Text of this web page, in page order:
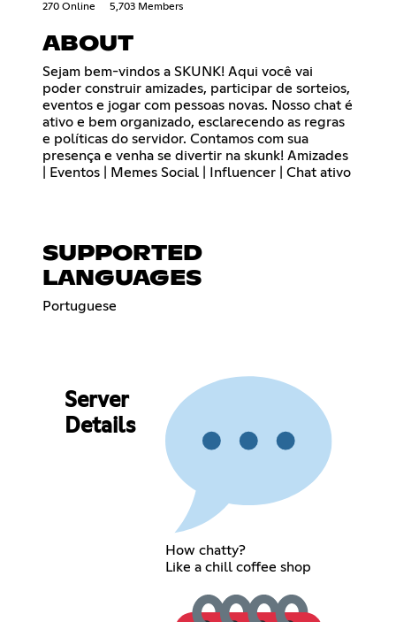
270 Online 5,703 Members
ABOUT
Sejam bem-vindos a SKUNK! Aqui você vai
poder construir amizades, participar de sorteios,
eventos e jogar com pessoas novas. Nosso chat é
ativo e bem organizado, esclarecendo as regras
e políticas do servidor. Contamos com sua
presença e venha se divertir na skunk! Amizades
| Eventos | Memes Social | Influencer | Chat ativo
SUPPORTED
LANGUAGES
Portuguese
Server
Details
How chatty?
Like a chill coffee shop